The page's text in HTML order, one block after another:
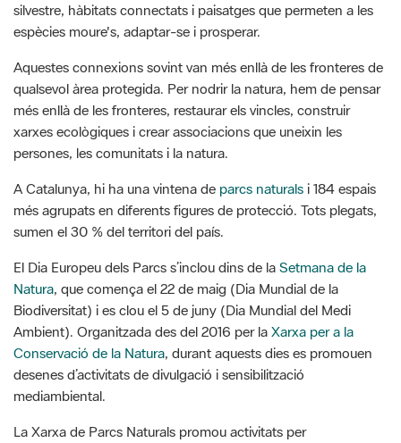
silvestre, hàbitats connectats i paisatges que permeten a les
espècies moure's, adaptar-se i prosperar.
Aquestes connexions sovint van més enllà de les fronteres de
qualsevol àrea protegida. Per nodrir la natura, hem de pensar
més enllà de les fronteres, restaurar els vincles, construir
xarxes ecològiques i crear associacions que uneixin les
persones, les comunitats i la natura.
A Catalunya, hi ha una vintena de parcs naturals i 184 espais
més agrupats en diferents figures de protecció. Tots plegats,
sumen el 30 % del territori del país.
El Dia Europeu dels Parcs s’inclou dins de la Setmana de la
Natura, que comença el 22 de maig (Dia Mundial de la
Biodiversitat) i es clou el 5 de juny (Dia Mundial del Medi
Ambient). Organitzada des del 2016 per la Xarxa per a la
Conservació de la Natura, durant aquests dies es promouen
desenes d’activitats de divulgació i sensibilització
mediambiental.
La Xarxa de Parcs Naturals promou activitats per